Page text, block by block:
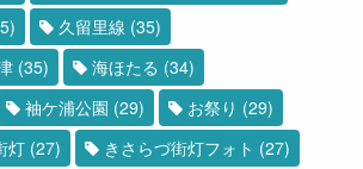
久留里線 (35)
(35) 海ほたる (34)
袖ケ浦公園 (29) お祭り (29)
灯 (27) きさらづ街灯フォト (27)